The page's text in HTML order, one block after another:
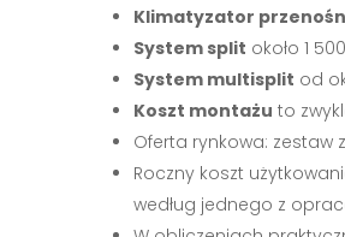
Klimatyzator
System split około 1
System multisplit od
Koszt montażu to
Oferta rynkowa: zestaw
Roczny koszt
według jednego z